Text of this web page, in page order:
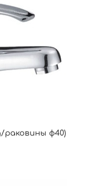
раковины ф40)